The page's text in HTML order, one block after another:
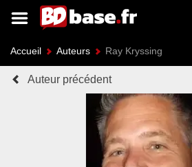
Accueil Auteurs Ray Kryssing
Auteur précédent